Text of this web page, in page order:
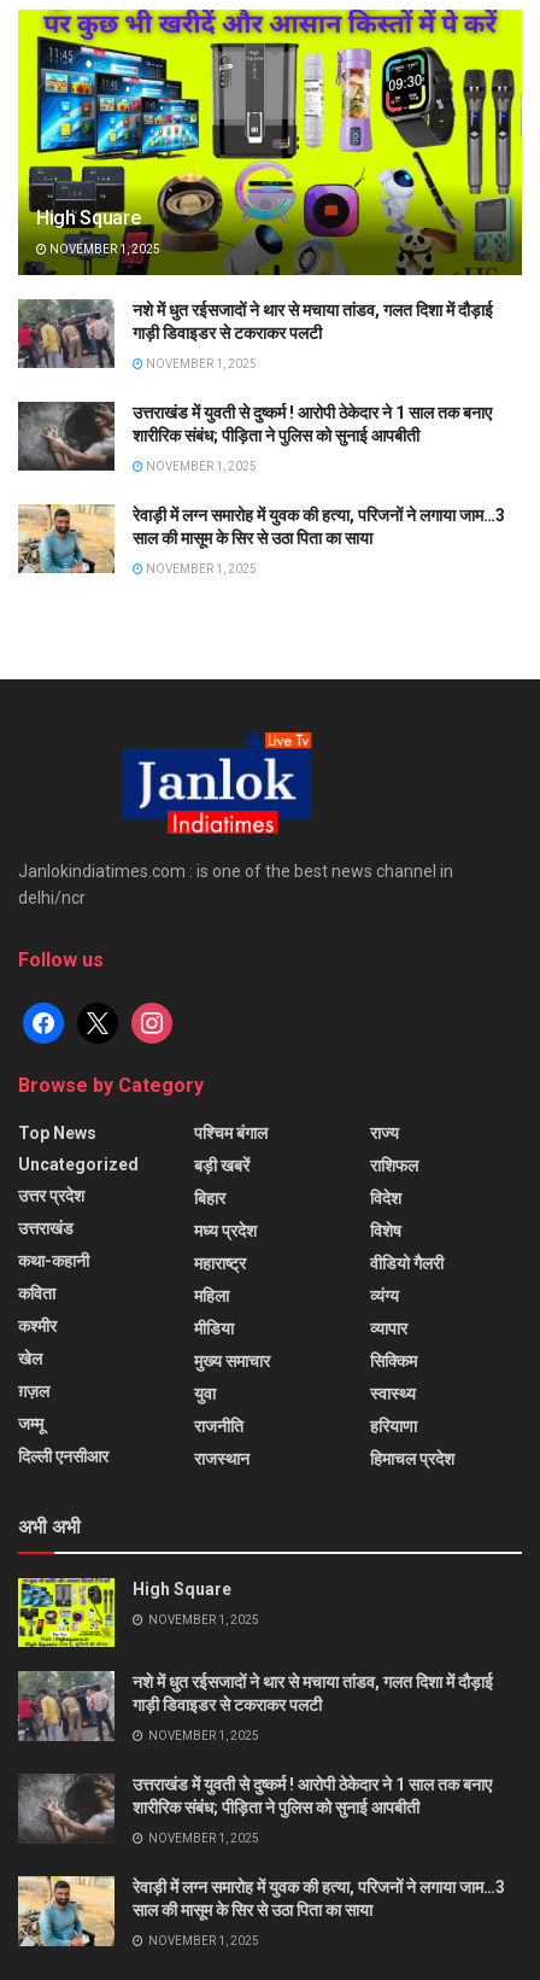
High Square
NOVEMBER 1, 2025
नशे में धुत रईसजादों ने थार से मचाया तांडव, गलत दिशा में दौड़ाई
गाड़ी डिवाइडर से टकराकर पलटी
NOVEMBER 1, 2025
उत्तराखंड में युवती से दुष्कर्म ! आरोपी ठेकेदार ने 1 साल तक बनाए
शारीरिक संबंध; पीड़िता ने पुलिस को सुनाई आपबीती
NOVEMBER 1, 2025
रेवाड़ी में लग्न समारोह में युवक की हत्या, परिजनों ने लगाया जाम…3
साल की मासूम के सिर से उठा पिता का साया
NOVEMBER 1, 2025
Janlokindiatimes.com : is one of the best news channel in
delhi/ncr
Follow us
facebook
x instagram
Browse by Category
Top News
Uncategorized
उत्तर प्रदेश
उत्तराखंड
कथा-कहानी
कविता
कश्मीर
खेल
ग़ज़ल
जम्मू
दिल्ली एनसीआर
पश्चिम बंगाल
बड़ी खबरें
बिहार
मध्य प्रदेश
महाराष्ट्र
महिला
मीडिया
मुख्य समाचार
युवा
राजनीति
राजस्थान
राज्य
राशिफल
विदेश
विशेष
वीडियो गैलरी
व्यंग्य
व्यापार
सिक्किम
स्वास्थ्य
हरियाणा
हिमाचल प्रदेश
अभी अभी
High Square
NOVEMBER 1, 2025
नशे में धुत रईसजादों ने थार से मचाया तांडव, गलत दिशा में दौड़ाई
गाड़ी डिवाइडर से टकराकर पलटी
NOVEMBER 1, 2025
उत्तराखंड में युवती से दुष्कर्म ! आरोपी ठेकेदार ने 1 साल तक बनाए
शारीरिक संबंध; पीड़िता ने पुलिस को सुनाई आपबीती
NOVEMBER 1, 2025
रेवाड़ी में लग्न समारोह में युवक की हत्या, परिजनों ने लगाया जाम…3
साल की मासूम के सिर से उठा पिता का साया
NOVEMBER 1, 2025